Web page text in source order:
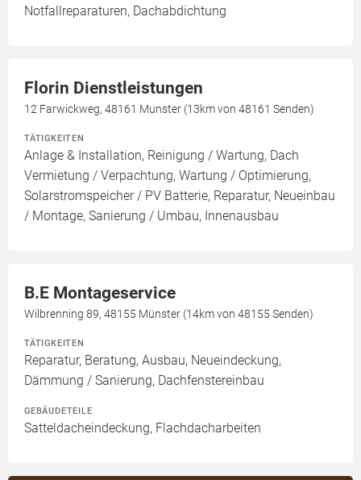
Notfallreparaturen, Dachabdichtung
Florin Dienstleistungen
12 Farwickweg, 48161 Munster (13km von 48161 Senden)
TÄTIGKEITEN
Anlage & Installation, Reinigung / Wartung, Dach
Vermietung / Verpachtung, Wartung / Optimierung,
Solarstromspeicher / PV Batterie, Reparatur, Neueinbau
/ Montage, Sanierung / Umbau, Innenausbau
B.E Montageservice
Wilbrenning 89, 48155 Münster (14km von 48155 Senden)
TÄTIGKEITEN
Reparatur, Beratung, Ausbau, Neueindeckung,
Dämmung / Sanierung, Dachfenstereinbau
GEBÄUDETEILE
Satteldacheindeckung, Flachdacharbeiten